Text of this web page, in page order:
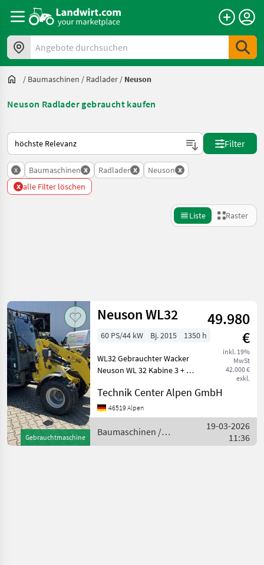
Angebote durchsuchen
/ Baumaschinen / Radlader / Neuson
Neuson Radlader gebraucht kaufen
So wird auf Landwirt.com sortiert
Filter
x Baumaschinen x Radlader x Neuson x
x alle Filter löschen
Liste Raster
Kategorie 4 Land Filter
AKTUELLER
PFAD
Bautechnik
Baumaschinen
Radlader
Neuson
Zurücksetzen
Ergebnisse
anzeigen
Gebrauchtmaschine
Neuson WL32
49.980
€
inkl. 19%
MwSt
42.000 €
exkl.
60 PS/44 kW Bj. 2015 1350 h
WL32 Gebrauchter Wacker
Neuson WL 32 Kabine 3 + 4
Umschaltventil
Multifunktionsjoystick
Ohne Anbaugeräte
Baumaschinen Radlader
Technik Center Alpen GmbH
46519 Alpen
Baumaschinen /
Neuson
19-03-2026
11:36